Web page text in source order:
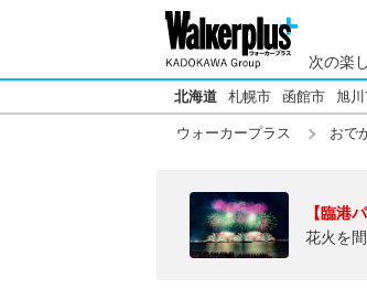
次の楽
北海道 札幌市 函館市 旭
ウォーカープラス おで
【臨港
花火を